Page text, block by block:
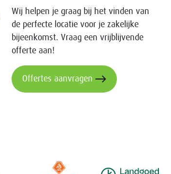
Wij helpen je graag bij het vinden van
de perfecte locatie voor je zakelijke
bijeenkomst. Vraag een vrijblijvende
offerte aan!
Offertes aanvragen